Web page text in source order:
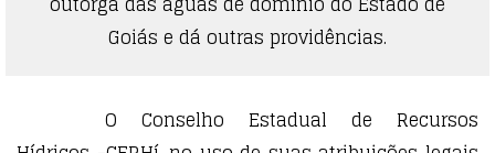
Goiás e dá outras providências.
O Conselho Estadual de Recursos